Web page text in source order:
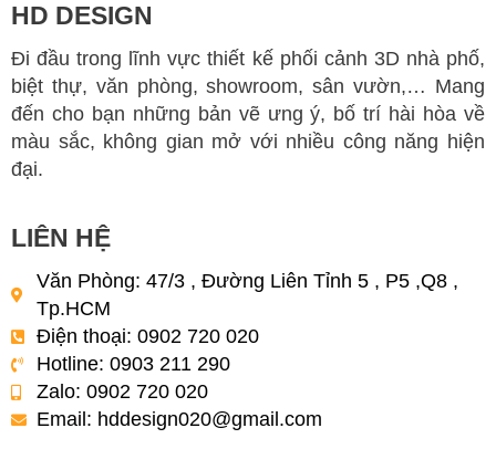
HD DESIGN
Đi đầu trong lĩnh vực thiết kế phối cảnh 3D nhà phố,
biệt thự, văn phòng, showroom, sân vườn,… Mang
đến cho bạn những bản vẽ ưng ý, bố trí hài hòa về
màu sắc, không gian mở với nhiều công năng hiện
đại.
LIÊN HỆ
Văn Phòng: 47/3 , Đường Liên Tỉnh 5 , P5 ,Q8 ,
Tp.HCM
Điện thoại: 0902 720 020
Hotline: 0903 211 290
Zalo: 0902 720 020
Email: hddesign020@gmail.com